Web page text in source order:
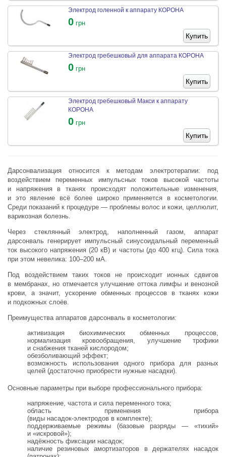
Электрод голенной к аппарату КОРОНА
0 грн
Купить
Электрод гребешковый для аппарата КОРОНА
0 грн
Купить
Электрод гребешковый Макси к аппарату
КОРОНА
0 грн
Купить
Дарсонвализация относится к методам электротерапии: под
воздействием переменных импульсных токов высокой частоты
и напряжения в тканях происходят положительные изменения,
и это явление всё более широко применяется в косметологии.
Среди показаний к процедуре — проблемы волос и кожи, целлюлит,
варикозная болезнь.
Через стеклянный электрод, наполненный газом, аппарат
дарсонваль генерирует импульсный синусоидальный переменный
ток высокого напряжения (20 кВ) и частоты (до 400 кгц). Сила тока
при этом невелика: 100–200 мА.
Под воздействием таких токов не происходит ионных сдвигов
в мембранах, но отмечается улучшение оттока лимфы и венозной
крови, а значит, ускорение обменных процессов в тканях кожи
и подкожных слоёв.
Преимущества аппаратов дарсонваль в косметологии:
активизация биохимических обменных процессов,
нормализация кровообращения, улучшение трофики
и снабжения тканей кислородом;
обезболивающий эффект;
возможность использования одного прибора для разных
целей (достаточно приобрести нужные насадки).
Основные параметры при выборе профессионального прибора:
напряжение, частота и сила переменного тока;
область применения прибора
(виды насадок-электродов в комплекте);
поддерживаемые режимы (базовые разряды — «тихий»
и «искровой»);
надёжность фиксации насадок;
наличие резиновых амортизаторов в держателях насадок